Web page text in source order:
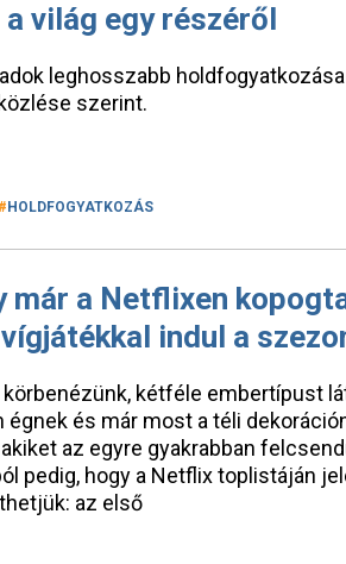
világ egy részéről
leghosszabb
szerint.
HOLDFOGYATKOZÁS
már a Netflixen
indul a
kétféle embertípust
égnek és már most a téli
az egyre gyakrabban
pedig, hogy a Netflix toplistáján
az első